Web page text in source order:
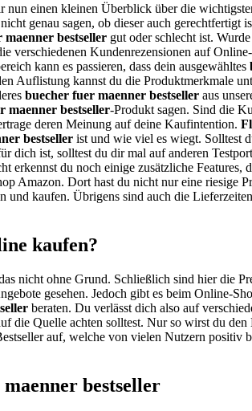
nun einen kleinen Überblick über die
genau sagen, ob dieser auch gerechtfertigt
maenner bestseller gut oder schlecht ist. Wurde
verschiedenen Kundenrezensionen auf
kann es passieren, dass dein ausgewähltes
Auflistung kannst du die Produktmerkmale
buecher fuer maenner bestseller aus
maenner bestseller-Produkt sagen. Sind die
deren Meinung auf deine Kaufintention.
bestseller ist und wie viel es wiegt. Solltest
dich ist, solltest du dir mal auf anderen
erkennst du noch einige zusätzliche
Amazon. Dort hast du nicht nur eine riesige
kaufen. Übrigens sind auch die
kaufen?
nicht ohne Grund. Schließlich sind hier die
gesehen. Jedoch gibt es beim Online-
beraten. Du verlässt dich also auf
die Quelle achten solltest. Nur so wirst du
auf, welche von vielen Nutzern positiv
bestseller